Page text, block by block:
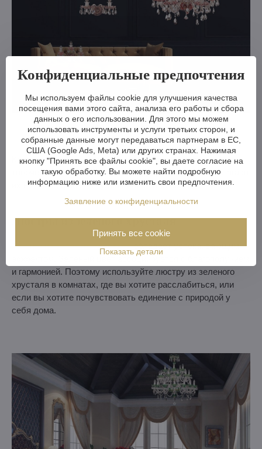
Красные хрустальные люстры нравятся, например,
творческим и артистическим людям, которые располагают
их в своих офисах, студиях или спальнях.
Люстры из зеленого хрусталя
Люстра из зеленого хрусталяобладает успокаивающим
эффектом. Зеленый цвет ассоциируется с благополучием
и гармонией. Поэтому используйте люстру из зеленого
хрусталя в комнатах, где вы хотите расслабиться, или
если вы хотите почувствовать единение с природой у
себя дома.
Конфиденциальные предпочтения
Мы используем файлы cookie для улучшения качества
посещения вами этого сайта, анализа его работы и сбора
данных о его использовании. Для этого мы можем
использовать инструменты и услуги третьих сторон, и
собранные данные могут передаваться партнерам в ЕС,
США (Google Ads, Meta) или других странах. Нажимая
кнопку "Принять все файлы cookie", вы даете согласие на
такую обработку. Вы можете найти подробную
информацию ниже или изменить свои предпочтения.
Заявление о конфиденциальности
Показать детали
Принять все cookie